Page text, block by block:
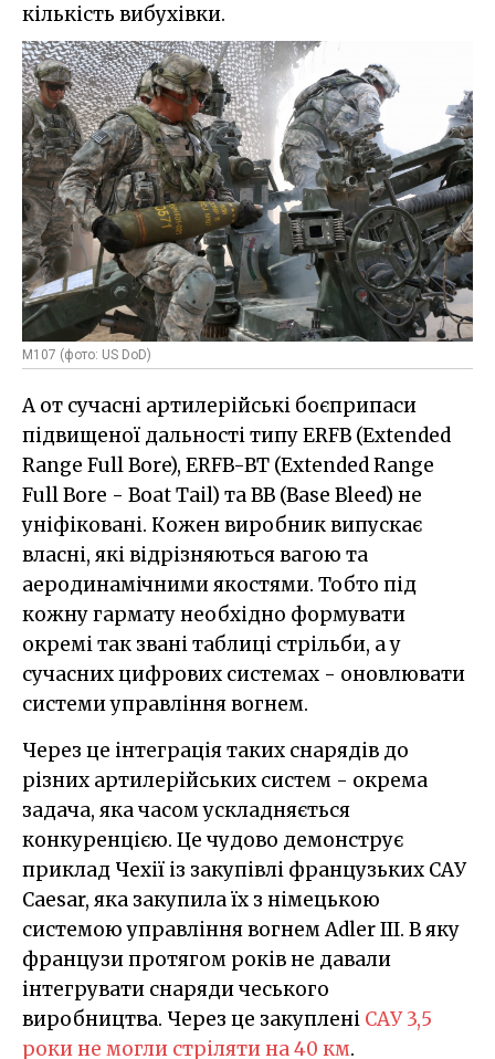
кількість вибухівки.
M107 (фото: US DoD)
А от сучасні артилерійські боєприпаси
підвищеної дальності типу ERFB (Extended
Range Full Bore), ERFB-BT (Extended Range
Full Bore - Boat Tail) та BB (Base Bleed) не
уніфіковані. Кожен виробник випускає
власні, які відрізняються вагою та
аеродинамічними якостями. Тобто під
кожну гармату необхідно формувати
окремі так звані таблиці стрільби, а у
сучасних цифрових системах - оновлювати
системи управління вогнем.
Через це інтеграція таких снарядів до
різних артилерійських систем - окрема
задача, яка часом ускладняється
конкуренцією. Це чудово демонструє
приклад Чехії із закупівлі французьких САУ
Caesar, яка закупила їх з німецькою
системою управління вогнем Adler III. В яку
французи протягом років не давали
інтегрувати снаряди чеського
виробництва. Через це закуплені САУ 3,5
роки не могли стріляти на 40 км.